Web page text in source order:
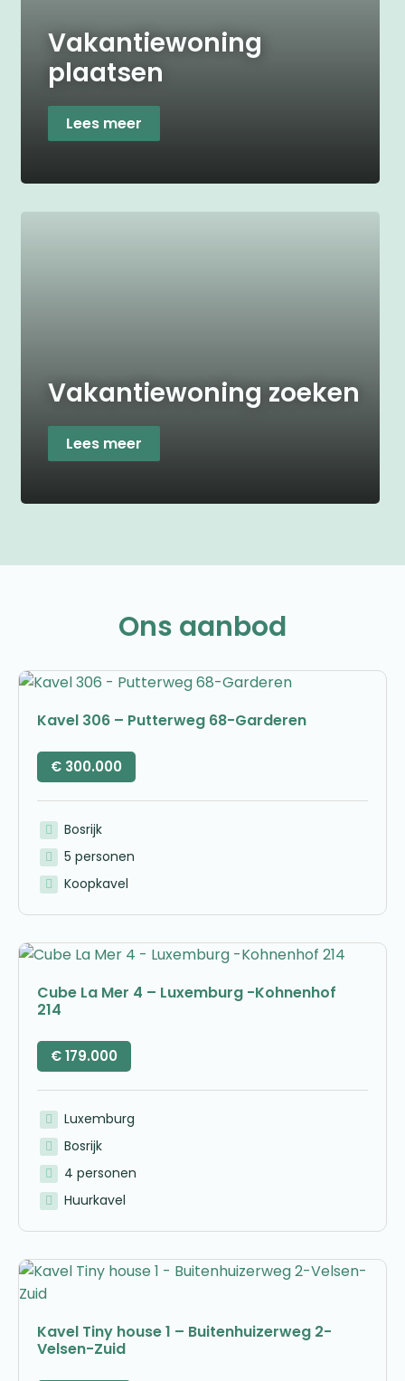
Vakantiewoning
plaatsen
Lees meer
Vakantiewoning zoeken
Lees meer
Ons aanbod
Kavel 306 – Putterweg 68-Garderen
€ 300.000
Bosrijk
5 personen
Koopkavel
Cube La Mer 4 – Luxemburg -Kohnenhof
214
€179.000
Luxemburg
Bosrijk
4 personen
Huurkavel
Kavel Tiny house 1 – Buitenhuizerweg 2-
Velsen-Zuid